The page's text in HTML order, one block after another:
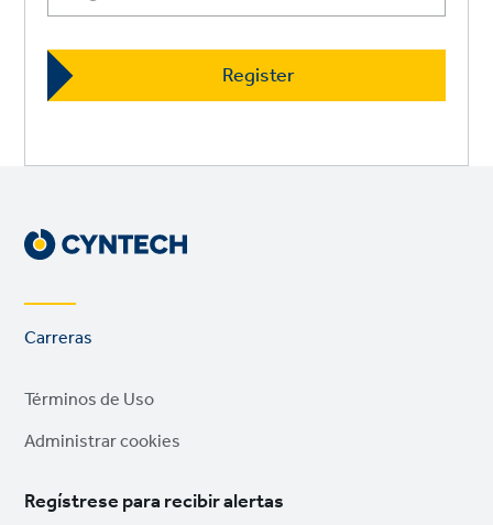
Footer
links
Carreras
Legal
links
Términos de Uso
Administrar cookies
Regístrese para recibir alertas